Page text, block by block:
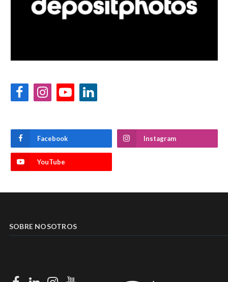
FacebookInstagramYouTubeLinkedIn
Facebook Instagram
YouTube
SOBRE NOSOTROS